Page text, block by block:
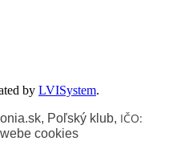
by LVISystem.
Poľský klub, IČO:
cookies